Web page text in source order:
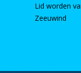
Lid worden
Zeeuwind